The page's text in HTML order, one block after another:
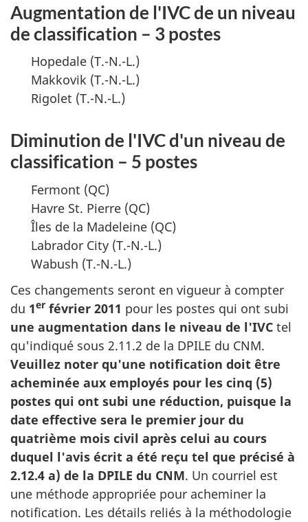
Augmentation de l'IVC de un niveau
de classification – 3 postes
Hopedale (T.-N.-L.)
Makkovik (T.-N.-L.)
Rigolet (T.-N.-L.)
Diminution de l'IVC d'un niveau de
classification – 5 postes
Fermont (QC)
Havre St. Pierre (QC)
Îles de la Madeleine (QC)
Labrador City (T.-N.-L.)
Wabush (T.-N.-L.)
Ces changements seront en vigueur à compter
du 1er février 2011 pour les postes qui ont subi
une augmentation dans le niveau de l'IVC tel
qu'indiqué sous 2.11.2 de la DPILE du CNM.
Veuillez noter qu'une notification doit être
acheminée aux employés pour les cinq (5)
postes qui ont subi une réduction, puisque la
date effective sera le premier jour du
quatrième mois civil après celui au cours
duquel l'avis écrit a été reçu tel que précisé à
2.12.4 a) de la DPILE du CNM. Un courriel est
une méthode appropriée pour acheminer la
notification. Les détails reliés à la méthodologie